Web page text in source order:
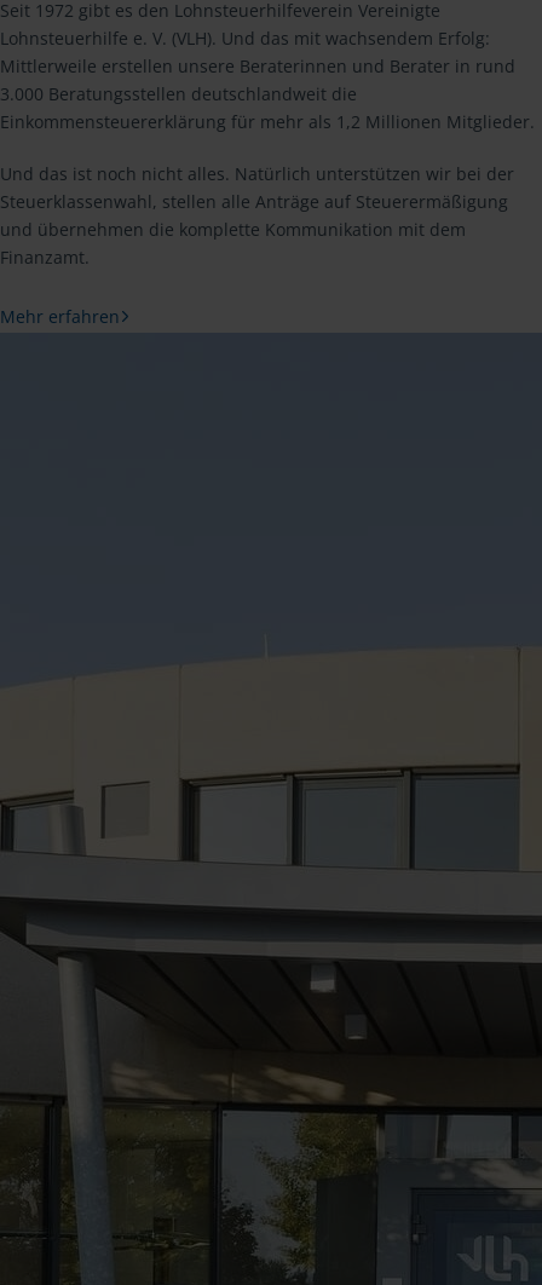
Seit 1972 gibt es den Lohnsteuerhilfeverein Vereinigte
Lohnsteuerhilfe e. V. (VLH). Und das mit wachsendem Erfolg:
Mittlerweile erstellen unsere Beraterinnen und Berater in rund
3.000 Beratungsstellen deutschlandweit die
Einkommensteuererklärung für mehr als 1,2 Millionen Mitglieder.
Und das ist noch nicht alles. Natürlich unterstützen wir bei der
Steuerklassenwahl, stellen alle Anträge auf Steuerermäßigung
und übernehmen die komplette Kommunikation mit dem
Finanzamt.
Mehr erfahren